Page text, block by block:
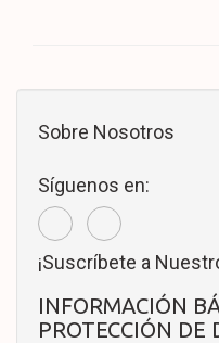
Sobre Nosotros
Síguenos en:
¡Suscríbete a
INFORMACIÓN
PROTECCIÓN DE